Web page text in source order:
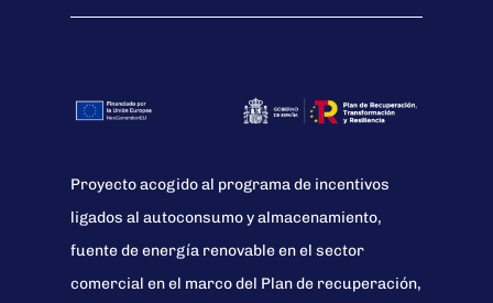
Proyecto acogido al programa de incentivos
ligados al autoconsumo y almacenamiento,
fuente de energía renovable en el sector
comercial en el marco del Plan de recuperación,